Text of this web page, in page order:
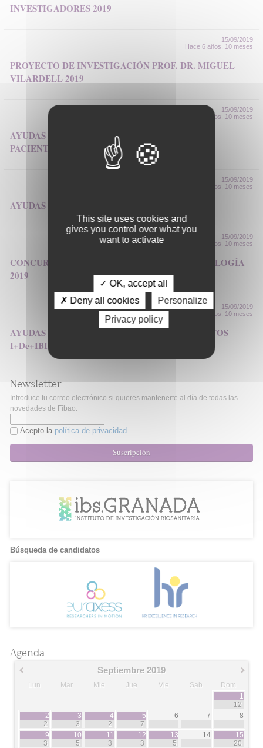
INVESTIGADORES 2019
15/09/2019
Hace 6 años, 10 meses
PROYECTO DE INVESTIGACIÓN PROF. DR. MIGUEL
VILARDELL 2019
15/09/2019
Hace 6 años, 10 meses
AYUDAS A LA INVESTIGACIÓN FEMI SOBRE
PACIENTES CRÓNICOS 2019
15/09/2019
Hace 6 años, 10 meses
AYUDAS A LA INVESTIGACIÓN FEMI 2019
15/09/2019
Hace 6 años, 10 meses
CONCURSO CASOS CLÍNICOS EN ERITROPATOLOGÍA
2019
15/09/2019
Hace 6 años, 10 meses
AYUDAS PARA LA FINANCIACIÓN DE PROYECTOS
I+De+IBIMA 2019
Newsletter
Introduce tu correo electrónico si quieres mantenerte al día de todas las
novedades de Fibao.
Acepto la política de privacidad
Suscripción
Búsqueda de candidatos
Agenda
Septiembre 2019
Lun Mar Mie Jue Vie Sab
Dom
1
12
2
2
3
3
4
2
5
7
6 7 8
9
3
10
5
11
3
12
3
13
5
14
15
20
This site uses cookies and
gives you control over what you
want to activate
✓ OK, accept all
✗ Deny all cookies
Personalize
Privacy policy